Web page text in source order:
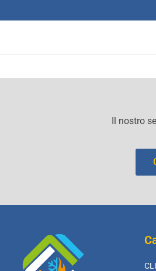
Il nostro